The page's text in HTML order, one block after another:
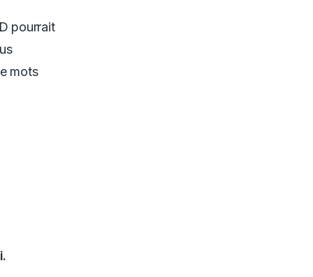
pourrait
mots